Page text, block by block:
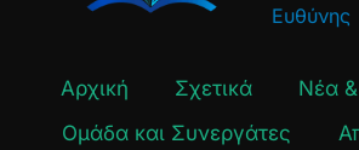
Ευθύνης
Αρχική Σχετικά
Νέα
Ομάδα και Συνεργάτες